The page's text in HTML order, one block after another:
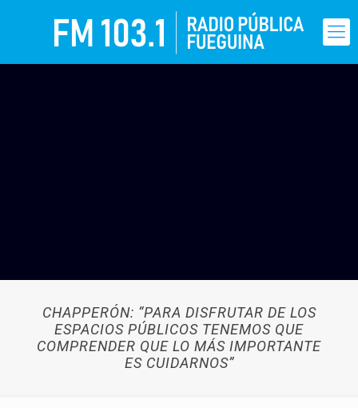
CHAPPERÓN: “PARA DISFRUTAR DE LOS
ESPACIOS PÚBLICOS TENEMOS QUE
COMPRENDER QUE LO MÁS IMPORTANTE
ES CUIDARNOS”